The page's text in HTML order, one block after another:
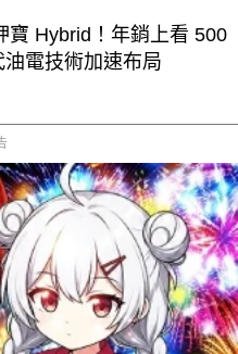
寶 Hybrid！年銷上看 500
電技術加速布局